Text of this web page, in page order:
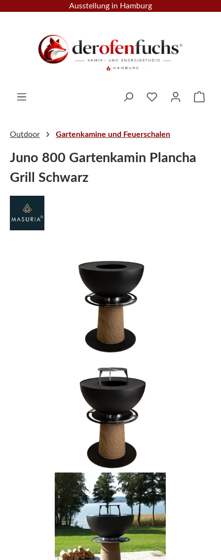
Zum Hauptinhalt springen
Ausstellung in Hamburg
Outdoor Gartenkamine und Feuerschalen
Juno 800 Gartenkamin Plancha
Grill Schwarz